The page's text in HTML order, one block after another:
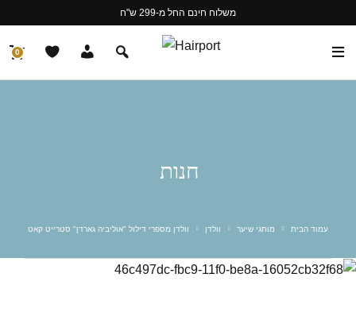
משלוח חינם החל מ-299 ש"ח
0
חנות
עמוד הבית מותגי שיער וולדן וולדן מספרי דילול "אוליביה גארדן" סטרייט קאט